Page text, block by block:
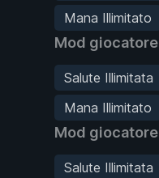
Mana Illimitato
Mod giocatore
Salute Illimitata
Mana Illimitato
Mod giocatore
Salute Illimitata